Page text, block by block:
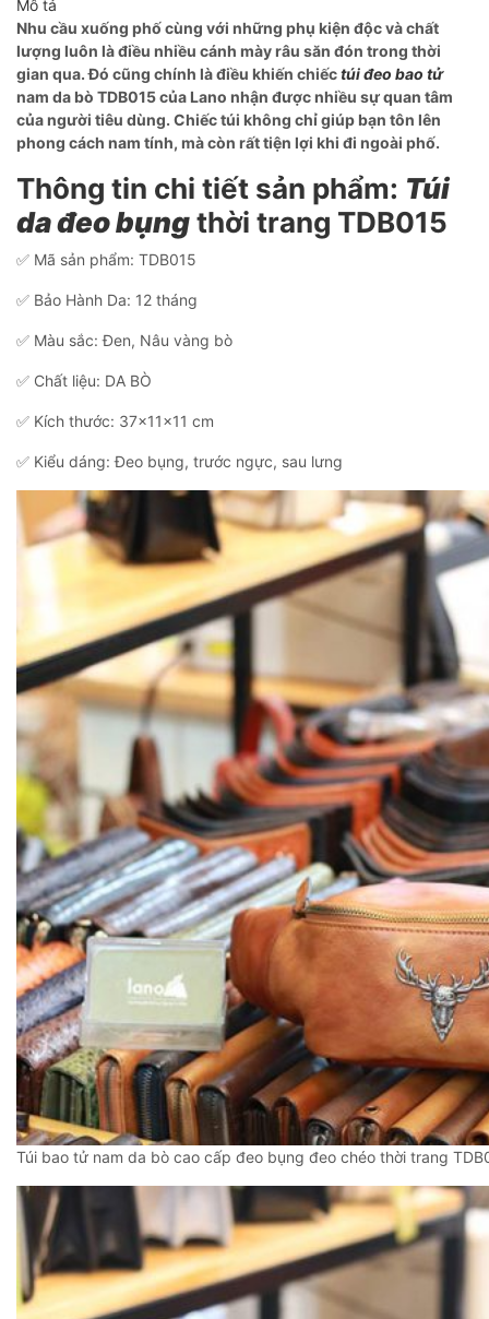
Mô tả
Nhu cầu xuống phố cùng với những phụ kiện độc và chất
lượng luôn là điều nhiều cánh mày râu săn đón trong thời
gian qua. Đó cũng chính là điều khiến chiếctúi đeo bao tử
nam da bò TDB015 của Lano nhận được nhiều sự quan tâm
của người tiêu dùng. Chiếc túi không chỉ giúp bạn tôn lên
phong cách nam tính, mà còn rất tiện lợi khi đi ngoài phố.
Thông tin chi tiết sản phẩm: Túi
da đeo bụngthời trang TDB015
✅ Mã sản phẩm: TDB015
✅ Bảo Hành Da: 12 tháng
✅ Màu sắc: Đen, Nâu vàng bò
✅ Chất liệu: DA BÒ
✅ Kích thước: 37x11x11 cm
✅ Kiểu dáng: Đeo bụng, trước ngực, sau lưng
Túi bao tử nam da bò cao cấp đeo bụng đeo chéo thời trang